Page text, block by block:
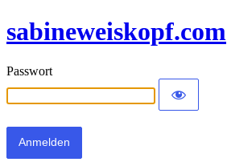
sabineweiskopf.com
Passwort